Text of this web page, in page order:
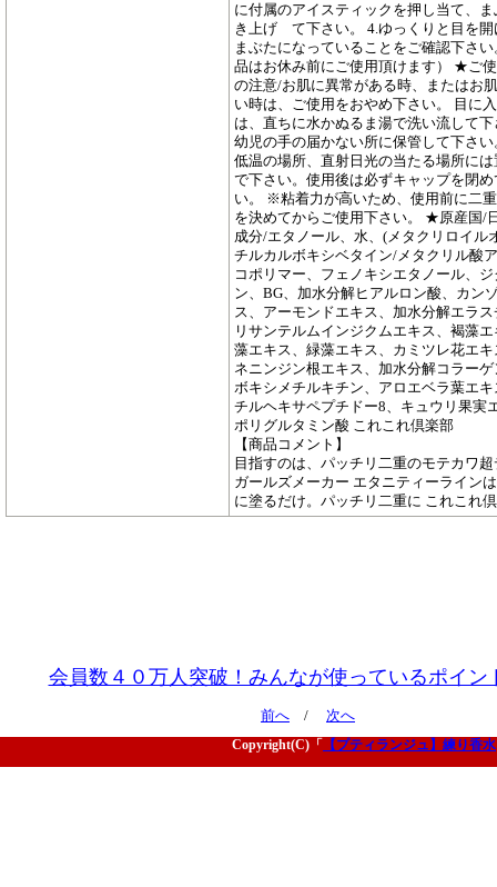
に付属のアイスティックを押し当て、
き上げ て下さい。 4.ゆっくりと目を開
まぶたになっていることをご確認下さ
品はお休み前にご使用頂けます） ★ご
の注意/お肌に異常がある時、またはお
い時は、ご使用をおやめ下さい。 目に
は、直ちに水かぬるま湯で洗い流して
幼児の手の届かない所に保管して下さ
低温の場所、直射日光の当たる場所に
で下さい。使用後は必ずキャップを閉め
い。 ※粘着力が高いため、使用前に二
を決めてからご使用下さい。 ★原産国/
成分/エタノール、水、(メタクリロイル
チルカルボキシベタイン/メタクリル酸
コポリマー、フェノキシエタノール、
ン、BG、加水分解ヒアルロン酸、カン
ス、アーモンドエキス、加水分解エラ
リサンテルムインジクムエキス、褐藻
藻エキス、緑藻エキス、カミツレ花エ
ネニンジン根エキス、加水分解コラー
ボキシメチルキチン、アロエベラ葉エ
チルヘキサペプチドー8、キュウリ果実
ポリグルタミン酸 これこれ倶楽部
【商品コメント】
目指すのは、パッチリ二重のモテカワ
ガールズメーカー エタニティーライン
に塗るだけ。パッチリ二重に これこれ
会員数４０万人突破！みんなが使っているポイン
前へ / 次へ
Copyright(C)「 【プティランジュ】練り香水